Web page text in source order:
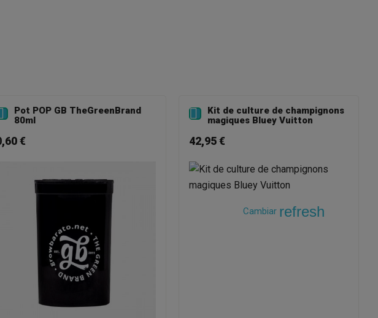
Pot POP GB TheGreenBrand
80ml
€

Kit de culture de champignons
magiques Bluey Vuitton
42,95 €
Cambiar refresh